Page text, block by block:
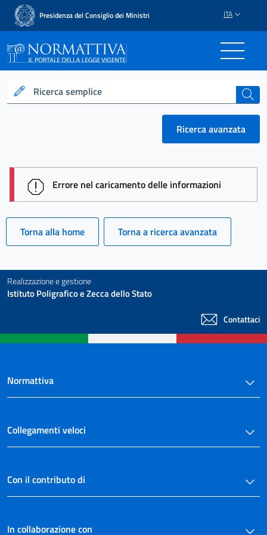
Presidenza del Consiglio dei Ministri ITA
Normattiva - Il portale
Ricerca semplice cerca
Ricerca avanzata
session id:
Errore nel caricamento delle informazioni
Torna alla home Torna a ricerca avanzata
Realizzazione e gestione
Istituto Poligrafico e Zecca dello Stato
Contattaci
Normattiva
Collegamenti veloci
Con il contributo di
In collaborazione con